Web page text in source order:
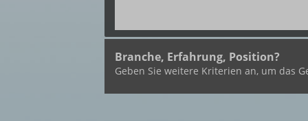
Branche, Erfahrung, Position?
Geben Sie weitere Kriterien an, um das